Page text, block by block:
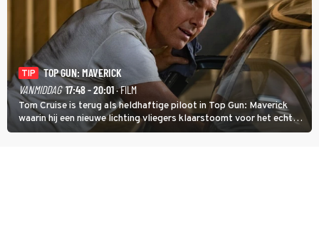
TIP
TOP GUN: MAVERICK
VANMIDDAG 17:48 - 20:01· FILM
Tom Cruise is terug als heldhaftige piloot in Top Gun: Maverick
waarin hij een nieuwe lichting vliegers klaarstoomt voor het echte
werk.